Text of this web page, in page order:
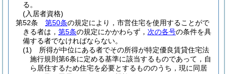
る。
(入居者資格)
第52条
第50条の規定により，市営住宅を使用することがで
きる者は， 第5条の規定にかかわらず， 次の各号の条件を具
備する者でなければならない。
(1)
所得が中位にある者でその所得が特定優良賃貸住宅法
施行規則第6条に定める基準に該当するものであって，自
ら居住するため住宅を必要とするもののうち，現に同居